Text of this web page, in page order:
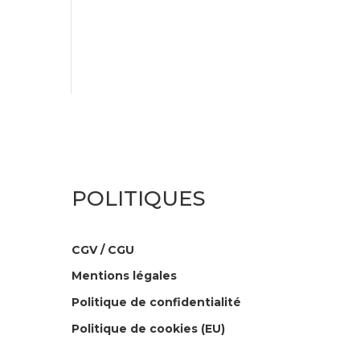
POLITIQUES
CGV / CGU
Mentions légales
Politique de confidentialité
Politique de cookies (EU)